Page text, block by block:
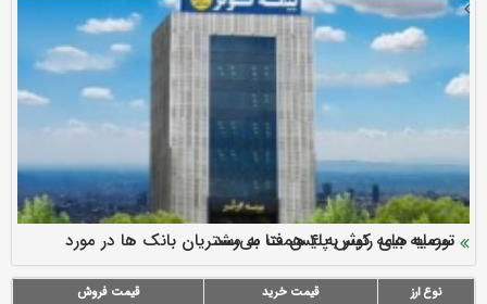
ارزش سهام عدالت بالا رفت
سرمایه بیمه کوثر به ۴ همت می‌رسد
نود ثانیه با فولاد سنگان
تقدیر دبیرکل سندیکای بیمه گران ایران از اقدامات مدیرعامل بیمه
رازی
توصیه های رئیس پلیس فتا به مشتریان بانک ها در مورد
پیشگیری از سرقت های مجازی
نوع ارز قیمت خرید
قیمت فروش